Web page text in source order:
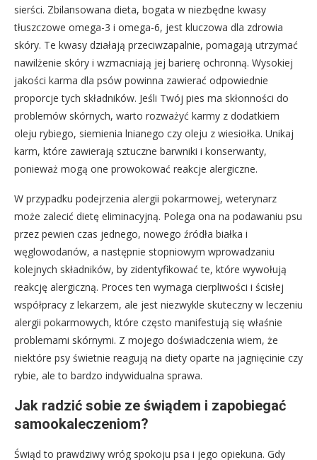
sierści. Zbilansowana dieta, bogata w niezbędne kwasy
tłuszczowe omega-3 i omega-6, jest kluczowa dla zdrowia
skóry. Te kwasy działają przeciwzapalnie, pomagają utrzymać
nawilżenie skóry i wzmacniają jej barierę ochronną. Wysokiej
jakości karma dla psów powinna zawierać odpowiednie
proporcje tych składników. Jeśli Twój pies ma skłonności do
problemów skórnych, warto rozważyć karmy z dodatkiem
oleju rybiego, siemienia lnianego czy oleju z wiesiołka. Unikaj
karm, które zawierają sztuczne barwniki i konserwanty,
ponieważ mogą one prowokować reakcje alergiczne.
W przypadku podejrzenia alergii pokarmowej, weterynarz
może zalecić dietę eliminacyjną. Polega ona na podawaniu psu
przez pewien czas jednego, nowego źródła białka i
węglowodanów, a następnie stopniowym wprowadzaniu
kolejnych składników, by zidentyfikować te, które wywołują
reakcję alergiczną. Proces ten wymaga cierpliwości i ścisłej
współpracy z lekarzem, ale jest niezwykle skuteczny w leczeniu
alergii pokarmowych, które często manifestują się właśnie
problemami skórnymi. Z mojego doświadczenia wiem, że
niektóre psy świetnie reagują na diety oparte na jagnięcinie czy
rybie, ale to bardzo indywidualna sprawa.
Jak radzić sobie ze świądem i zapobiegać
samookaleczeniom?
Świąd to prawdziwy wróg spokoju psa i jego opiekuna. Gdy